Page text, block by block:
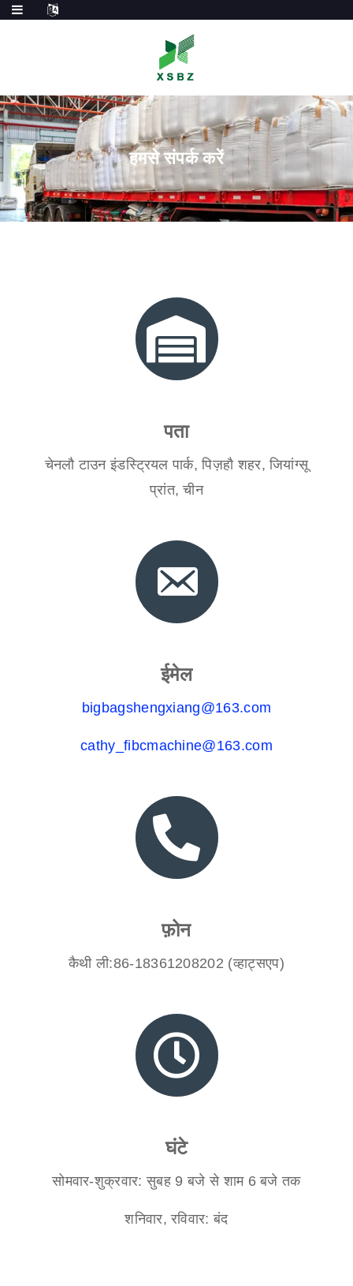
हमसे संपर्क करें
पता
चेनलौ टाउन इंडस्ट्रियल पार्क, पिज़हौ शहर, जियांग्सू
प्रांत, चीन
ईमेल
bigbagshengxiang@163.com
cathy_fibcmachine@163.com
फ़ोन
कैथी ली:86-18361208202 (व्हाट्सएप)
घंटे
सोमवार-शुक्रवार: सुबह 9 बजे से शाम 6 बजे तक
शनिवार, रविवार: बंद